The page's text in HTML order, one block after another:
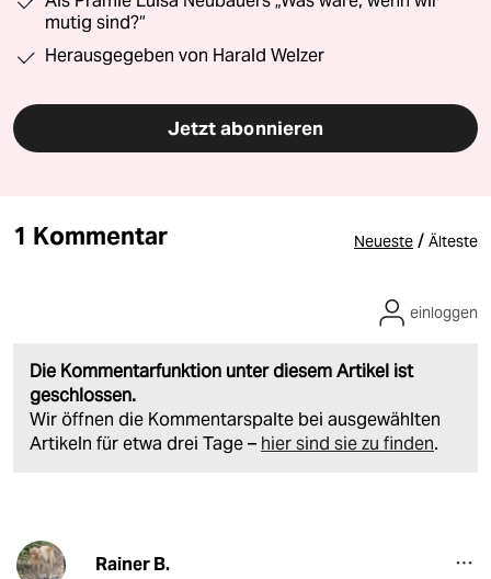
mutig sind?“
Herausgegeben von Harald Welzer
Jetzt abonnieren
1 Kommentar Neueste / Älteste
Die Kommentarfunktion unter diesem Artikel ist
geschlossen.
Wir öffnen die Kommentarspalte bei ausgewählten
Artikeln für etwa drei Tage – hier sind sie zu finden.
einloggen
Rainer B.